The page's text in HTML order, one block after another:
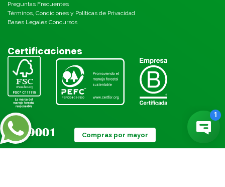
Preguntas Frecuentes
Términos, Condiciones y Políticas de Privacidad
Bases Legales Concursos
Certificaciones
Compras por mayor